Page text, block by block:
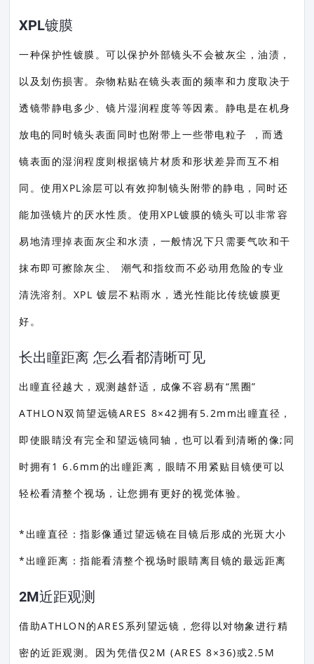
XPL镀膜
一种保护性镀膜。可以保护外部镜头不会被灰尘，油渍，
以及划伤损害。杂物粘贴在镜头表面的频率和力度取决于
透镜带静电多少、镜片湿润程度等等因素。静电是在机身
放电的同时镜头表面同时也附带上一些带电粒子 ，而透
镜表面的湿润程度则根据镜片材质和形状差异而互不相
同。使用XPL涂层可以有效抑制镜头附带的静电，同时还
能加强镜片的厌水性质。使用XPL镀膜的镜头可以非常容
易地清理掉表面灰尘和水渍，一般情况下只需要气吹和干
抹布即可擦除灰尘、 潮气和指纹而不必动用危险的专业
清洗溶剂。XPL 镀层不粘雨水，透光性能比传统镀膜更
好。
长出瞳距离 怎么看都清晰可见
出瞳直径越大，观测越舒适，成像不容易有“黑圈”
ATHLON双筒望远镜ARES 8×42拥有5.2mm出瞳直径，
即使眼睛没有完全和望远镜同轴，也可以看到清晰的像;同
时拥有1 6.6mm的出瞳距离，眼睛不用紧贴目镜便可以
轻松看清整个视场，让您拥有更好的视觉体验。
*出瞳直径：指影像通过望远镜在目镜后形成的光斑大小
*出瞳距离：指能看清整个视场时眼睛离目镜的最远距离
2M近距观测
借助ATHLON的ARES系列望远镜，您得以对物象进行精
密的近距观测。因为凭借仅2M (ARES 8×36)或2.5M